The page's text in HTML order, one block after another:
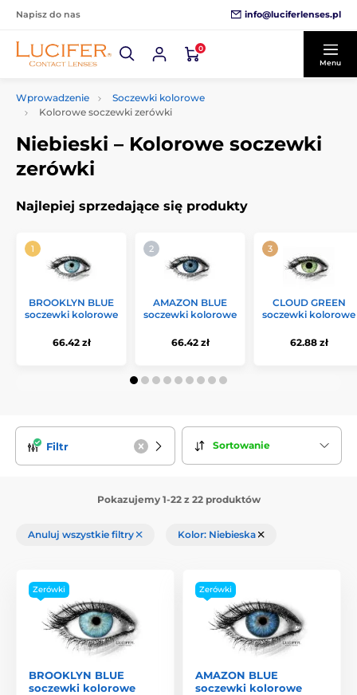
Napisz do nas info@luciferlenses.pl
0
Menu
Wprowadzenie
Soczewki kolorowe
Kolorowe soczewki zerówki
Niebieski – Kolorowe soczewki
zerówki
Najlepiej sprzedające się produkty
BROOKLYN BLUE
soczewki kolorowe
66.42 zł
AMAZON BLUE
soczewki kolorowe
66.42 zł
CLOUD GREEN
soczewki kolorowe
62.88 zł
Filtr Sortowanie
Pokazujemy 1-22 z 22 produktów
Anuluj wszystkie filtry Kolor: Niebieska
Zerówki
BROOKLYN BLUE
soczewki kolorowe
Zerówki
AMAZON BLUE
soczewki kolorowe